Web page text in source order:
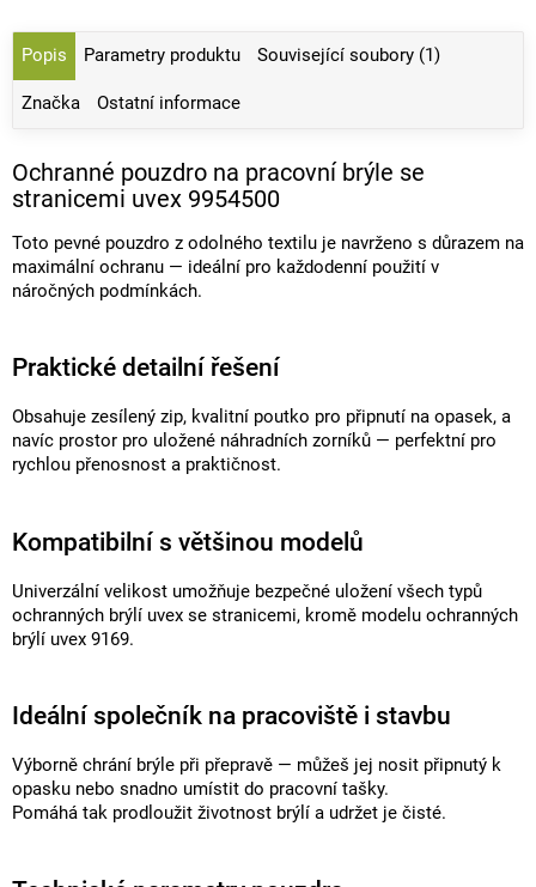
Popis Parametry produktu Související soubory (1)
Značka Ostatní informace
Ochranné pouzdro na pracovní brýle se
stranicemi uvex 9954500
Toto pevné pouzdro z odolného textilu je navrženo s důrazem na
maximální ochranu — ideální pro každodenní použití v
náročných podmínkách.
Praktické detailní řešení
Obsahuje zesílený zip, kvalitní poutko pro připnutí na opasek, a
navíc prostor pro uložené náhradních zorníků — perfektní pro
rychlou přenosnost a praktičnost.
Kompatibilní s většinou modelů
Univerzální velikost umožňuje bezpečné uložení všech typů
ochranných brýlí uvex se stranicemi, kromě modelu ochranných
brýlí uvex 9169.
Ideální společník na pracoviště i stavbu
Výborně chrání brýle při přepravě — můžeš jej nosit připnutý k
opasku nebo snadno umístit do pracovní tašky.
Pomáhá tak prodloužit životnost brýlí a udržet je čisté.